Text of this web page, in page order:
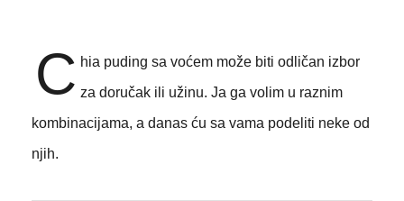
C hia puding sa voćem može biti odličan izbor
za doručak ili užinu. Ja ga volim u raznim
kombinacijama, a danas ću sa vama podeliti neke od
njih.